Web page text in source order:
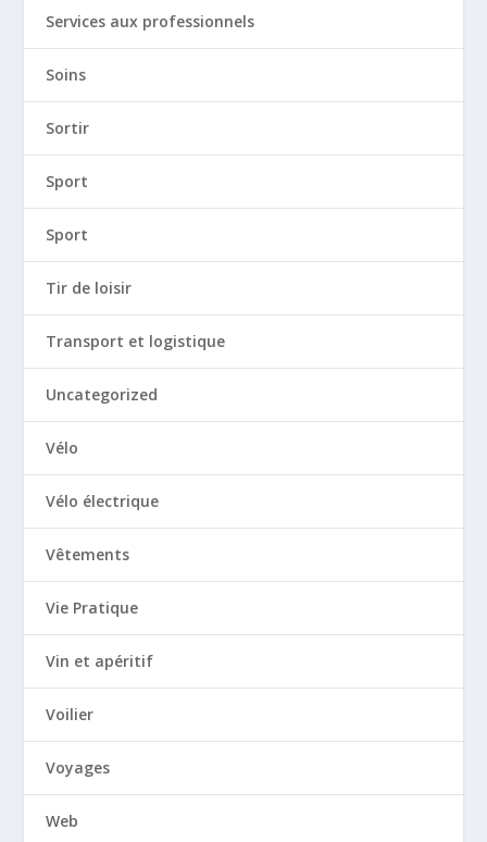
Services aux professionnels
Soins
Sortir
Sport
Sport
Tir de loisir
Transport et logistique
Uncategorized
Vélo
Vélo électrique
Vêtements
Vie Pratique
Vin et apéritif
Voilier
Voyages
Web